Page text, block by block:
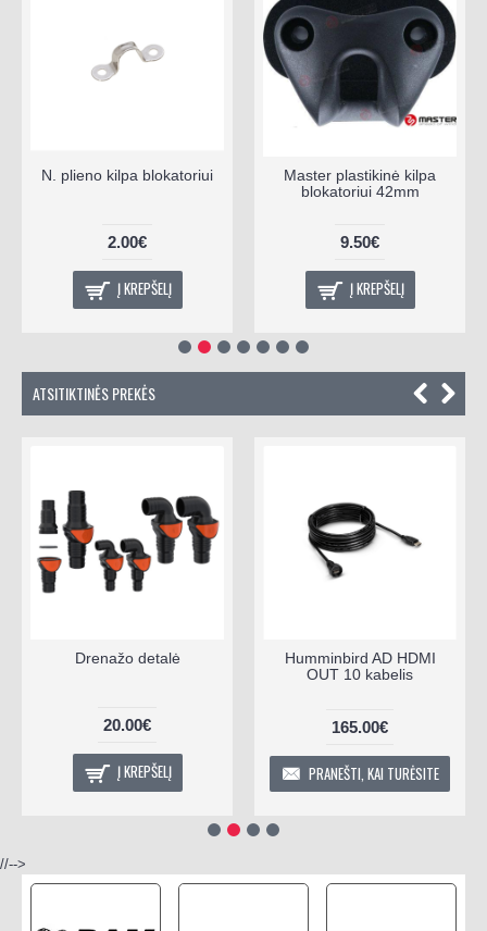
N. plieno kilpa blokatoriui
2.00€
Į KREPŠELĮ
Master plastikinė kilpa
blokatoriui 42mm
9.50€
Į KREPŠELĮ
ATSITIKTINĖS PREKĖS
Drenažo detalė
20.00€
Į KREPŠELĮ
Humminbird AD HDMI
OUT 10 kabelis
165.00€
PRANEŠTI, KAI TURĖSITE
//-->